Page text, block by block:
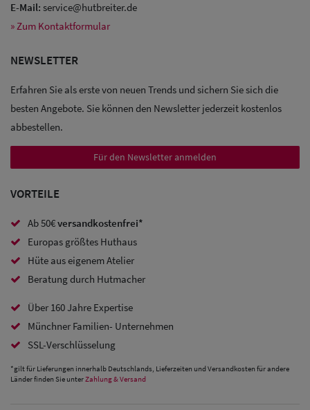
Sale: Caps
Sale:
Baseball
Caps
Caps
Sale:
Trucker
Caps
Sale: Caps
Ohrenschutz
E-Mail: service@hutbreiter.de
» Zum Kontaktformular
NEWSLETTER
Erfahren Sie als erste von neuen Trends und sichern Sie sich die
besten Angebote. Sie können den Newsletter jederzeit kostenlos
abbestellen.
Für den Newsletter anmelden
VORTEILE
Ab 50€versandkostenfrei*
Europas größtes Huthaus
Hüte aus eigenem Atelier
Beratung durch Hutmacher
Über 160 Jahre Expertise
Münchner Familien- Unternehmen
SSL-Verschlüsselung
*gilt für Lieferungen innerhalb Deutschlands, Lieferzeiten und Versandkosten für andere
Länder finden Sie unterZahlung & Versand